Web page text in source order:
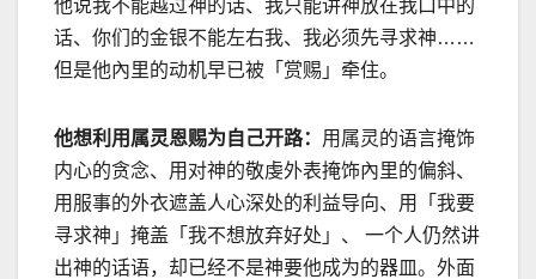
他说我不能越过神的话、我只能讲神放在我口中的
话、你们的金银不能左右我、我必须先寻求神……
但是他內里的动机早已被「赏赐」牵住。
他想利用属灵恩赐为自己开路： 用属灵的语言掩饰
内心的贪念、用对神的敬虔外表掩饰內里的偏斜、
用服事的外衣遮盖人心深处的利益导向、用「我要
寻求神」掩盖「我不想放弃好处」、 一个人仍然讲
出神的话语，却已经不是神要他成为的器皿。外面